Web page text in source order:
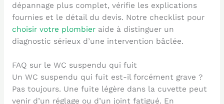
dépannage plus complet, vérifie les explications
fournies et le détail du devis. Notre checklist pour
choisir votre plombieraide à distinguer un
diagnostic sérieux d’une intervention bâclée.
FAQ sur le WC suspendu qui fuit
Un WC suspendu qui fuit est-il forcément grave ?
Pas toujours. Une fuite légère dans la cuvette peut
venir d’un réglage ou d’un joint fatigué. En